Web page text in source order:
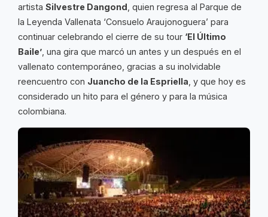
artista Silvestre Dangond , quien regresa al Parque de
la Leyenda Vallenata ‘Consuelo Araujonoguera’ para
continuar celebrando el cierre de su tour ‘El Último
Baile’ , una gira que marcó un antes y un después en el
vallenato contemporáneo, gracias a su inolvidable
reencuentro con Juancho de la Espriella , y que hoy es
considerado un hito para el género y para la música
colombiana.